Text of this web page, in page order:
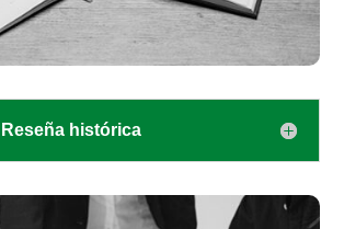
Reseña histórica